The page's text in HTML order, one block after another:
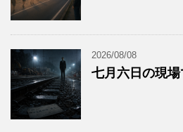
2026/08/08
七月六日の現